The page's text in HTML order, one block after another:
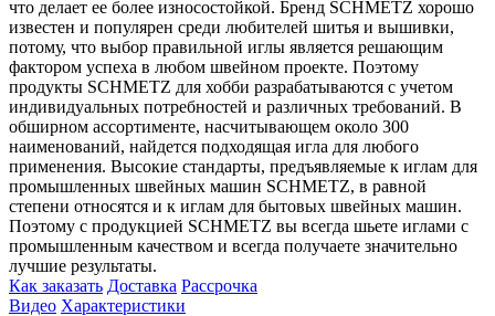
что делает ее более износостойкой. Бренд SCHMETZ хорошо
известен и популярен среди любителей шитья и вышивки,
потому, что выбор правильной иглы является решающим
фактором успеха в любом швейном проекте. Поэтому
продукты SCHMETZ для хобби разрабатываются с учетом
индивидуальных потребностей и различных требований. В
обширном ассортименте, насчитывающем около 300
наименований, найдется подходящая игла для любого
применения. Высокие стандарты, предъявляемые к иглам для
промышленных швейных машин SCHMETZ, в равной
степени относятся и к иглам для бытовых швейных машин.
Поэтому с продукцией SCHMETZ вы всегда шьете иглами с
промышленным качеством и всегда получаете значительно
лучшие результаты.
Как заказать Доставка Рассрочка
Видео Характеристики